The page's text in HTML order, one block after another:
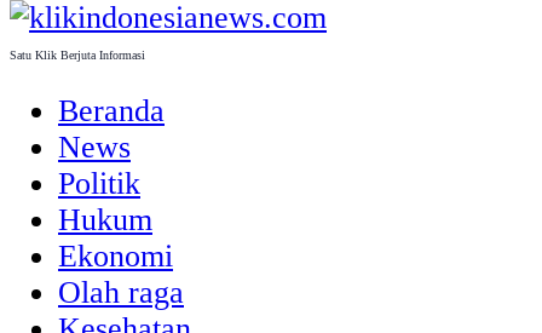
Satu Klik Berjuta Informasi
Beranda
News
Politik
Hukum
Ekonomi
Olah raga